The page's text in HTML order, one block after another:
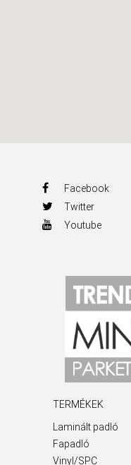
Facebook
Twitter
Youtube
TERMÉKEK
Laminált padló
Fapadló
Vinyl/SPC